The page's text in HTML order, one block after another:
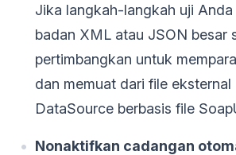
Jika langkah-langkah uji
badan XML atau JSON besar
pertimbangkan untuk
dan memuat dari file eksternal
DataSource berbasis file
Nonaktifkan cadangan